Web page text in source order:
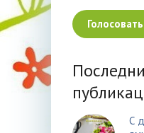
Голосовать
С